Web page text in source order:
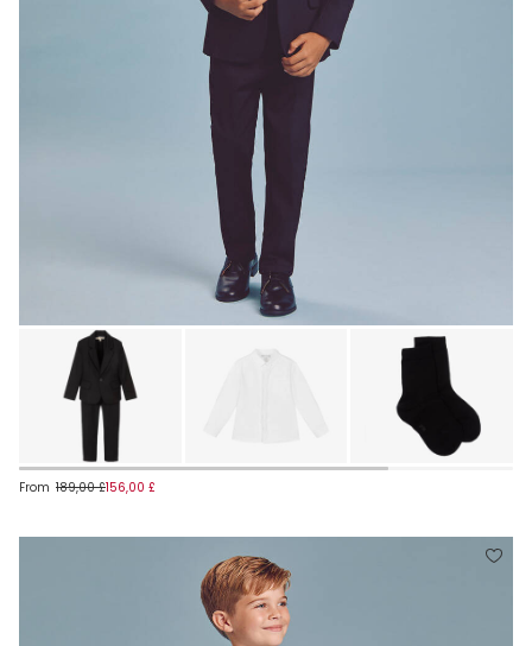
From 189,00 £156,00 £